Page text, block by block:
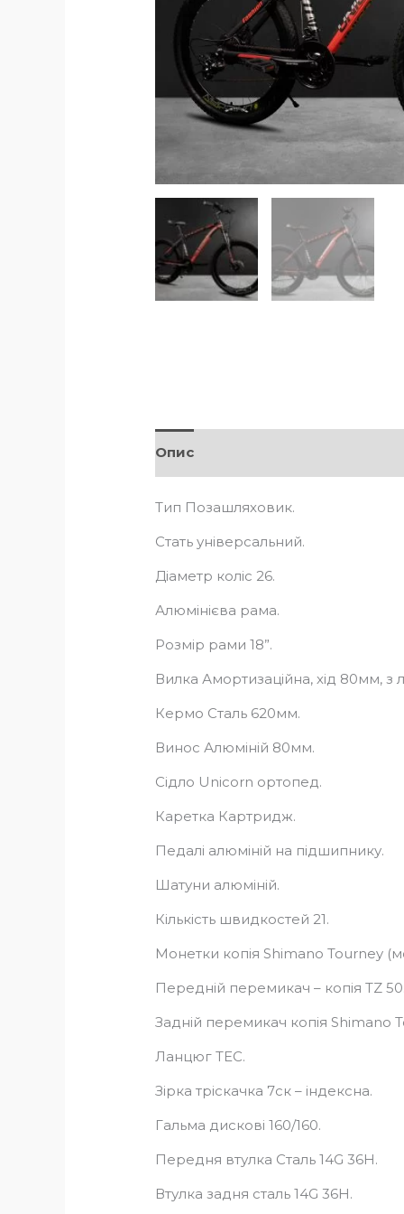
Опис
Тип Позашляховик.
Стать універсальний.
Діаметр коліс 26.
Алюмінієва рама.
Розмір рами 18”.
Вилка Амортизаційна, хід 80мм, з
Кермо Сталь 620мм.
Винос Алюміній 80мм.
Сідло Unicorn ортопед.
Каретка Картридж.
Педалі алюміній на підшипнику.
Шатуни алюміній.
Кількість швидкостей 21.
Монетки копія Shimano Tourney
Передній перемикач – копія TZ 50.
Задній перемикач копія Shimano
Ланцюг ТЕС.
Зірка тріскачка 7ск – індексна.
Гальма дискові 160/160.
Передня втулка Сталь 14G 36H.
Втулка задня сталь 14G 36H.